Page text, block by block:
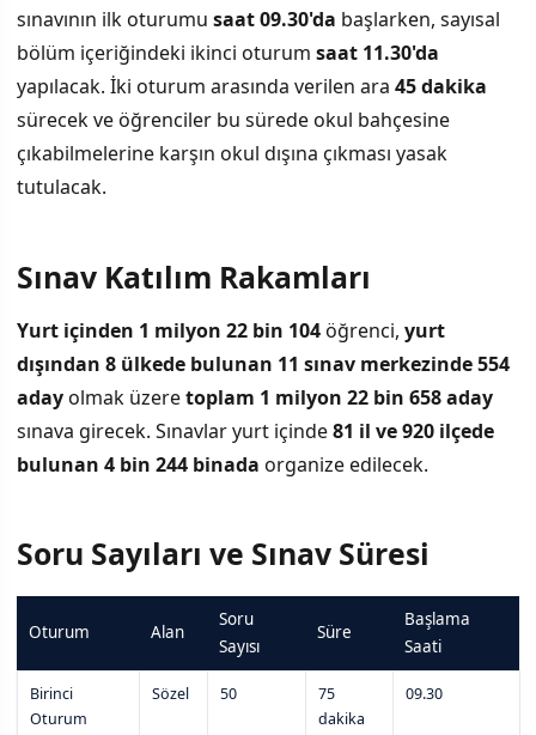
Sınav Katılım Rakamları
Soru Sayıları ve Sınav Süresi
Cuma Günü İdari İzin Kararı
Beslenme Paketleri
sınavının ilk oturumu saat 09.30'da başlarken, sayısal
bölüm içeriğindeki ikinci oturum saat 11.30'da
yapılacak. İki oturum arasında verilen ara 45 dakika
sürecek ve öğrenciler bu sürede okul bahçesine
çıkabilmelerine karşın okul dışına çıkması yasak
tutulacak.
Sınav Katılım Rakamları
Yurt içinden 1 milyon 22 bin 104öğrenci, yurt
dışından 8 ülkede bulunan 11 sınav merkezinde 554
adayolmak üzeretoplam 1 milyon 22 bin 658 aday
sınava girecek. Sınavlar yurt içinde81 il ve 920 ilçede
bulunan 4 bin 244 binada organize edilecek.
Soru Sayıları ve Sınav Süresi
Oturum Alan
Soru
Sayısı
Süre
Başlama
Saati
Birinci
Oturum
Sözel 50
75
dakika
09.30